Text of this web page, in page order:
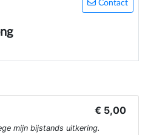
Contact
€ 5,00
mijn bijstands uitkering.